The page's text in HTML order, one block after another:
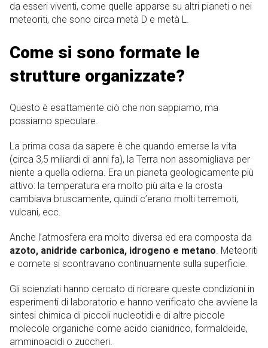
da esseri viventi, come quelle apparse su altri pianeti o nei
meteoriti, che sono circa metà D e metà L.
Come si sono formate le
strutture organizzate?
Questo è esattamente ciò che non sappiamo, ma
possiamo speculare.
La prima cosa da sapere è che quando emerse la vita
(circa 3,5 miliardi di anni fa), la Terra non assomigliava per
niente a quella odierna. Era un pianeta geologicamente più
attivo: la temperatura era molto più alta e la crosta
cambiava bruscamente, quindi c’erano molti terremoti,
vulcani, ecc.
Anche l’atmosfera era molto diversa ed era composta da
azoto, anidride carbonica, idrogeno e metano. Meteoriti
e comete si scontravano continuamente sulla superficie.
Gli scienziati hanno cercato di ricreare queste condizioni in
esperimenti di laboratorio e hanno verificato che avviene la
sintesi chimica di piccoli nucleotidi e di altre piccole
molecole organiche come acido cianidrico, formaldeide,
amminoacidi o zuccheri.